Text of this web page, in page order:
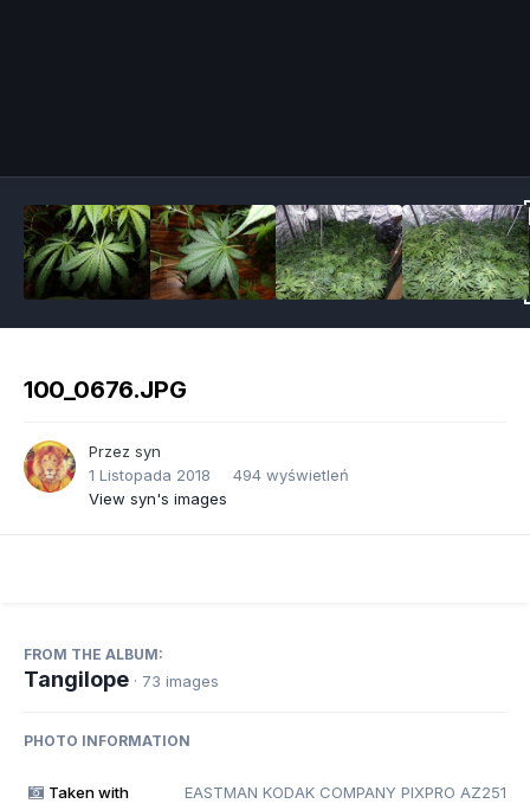
100_0676.JPG
Przez syn
1 Listopada 2018
494 wyświetleń
View syn's images
FROM THE ALBUM:
Tangilope · 73 images
PHOTO INFORMATION
Taken with EASTMAN KODAK COMPANY PIXPRO AZ251